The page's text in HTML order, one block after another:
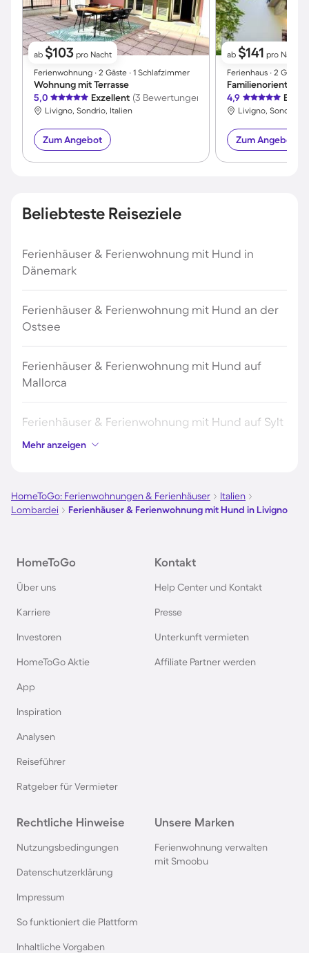
ab $103 pro Nacht
Ferienwohnung ∙ 2 Gäste ∙ 1 Schlafzimmer
Wohnung mit Terrasse
5,0
Exzellent (3 Bewertungen)
Livigno, Sondrio, Italien
Zum Angebot
ab $141 pro Nacht
Ferienhaus ∙ 2 Gäste
4,9
Livigno, Sondrio,
Zum Angebot
Beliebteste Reiseziele
Ferienhäuser & Ferienwohnung mit Hund in
Dänemark
Ferienhäuser & Ferienwohnung mit Hund an der
Ostsee
Ferienhäuser & Ferienwohnung mit Hund auf
Mallorca
Ferienhäuser & Ferienwohnung mit Hund auf Sylt
Ferienhäuser & Ferienwohnung mit Hund auf
Bodensee
Ferienhäuser & Ferienwohnung mit Hund am
Ferienhäuser & Ferienwohnung mit Hund an der
Nordsee
Ferienhäuser & Ferienwohnung mit Hund im
Allgäu
Fehmarn
Mehr anzeigen
HomeToGo: Ferienwohnungen & Ferienhäuser
Italien
Lombardei
Ferienhäuser & Ferienwohnung mit Hund in Livigno
HomeToGo
Über uns
Karriere
Investoren
HomeToGo Aktie
App
Inspiration
Analysen
Reiseführer
Ratgeber für Vermieter
Kontakt
Help Center und Kontakt
Presse
Unterkunft vermieten
Affiliate Partner werden
Rechtliche Hinweise
Nutzungsbedingungen
Datenschutzerklärung
Impressum
So funktioniert die Plattform
Inhaltliche Vorgaben
Unsere Marken
Ferienwohnung verwalten
mit Smoobu